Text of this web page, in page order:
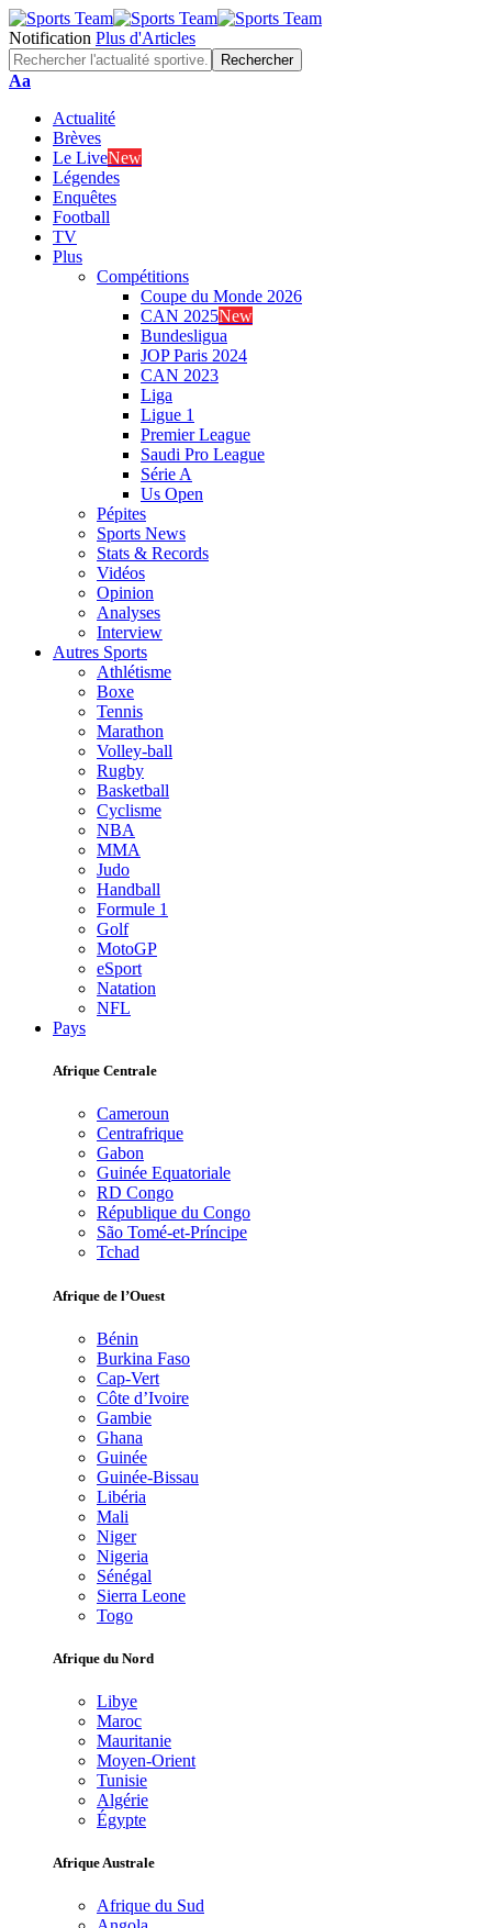
Notification Plus d'Articles
Font
Aa
Actualité
Brèves
Le LiveNew
Légendes
Enquêtes
Football
TV
Plus
Compétitions
Coupe du Monde 2026
CAN 2025New
Bundesligua
JOP Paris 2024
CAN 2023
Liga
Ligue 1
Premier League
Saudi Pro League
Série A
Us Open
Pépites
Sports News
Stats & Records
Vidéos
Opinion
Analyses
Interview
Autres Sports
Athlétisme
Boxe
Tennis
Marathon
Volley-ball
Rugby
Basketball
Cyclisme
NBA
MMA
Judo
Handball
Formule 1
Golf
MotoGP
eSport
Natation
NFL
Pays
Afrique Centrale
Cameroun
Centrafrique
Gabon
Guinée Equatoriale
RD Congo
République du Congo
São Tomé-et-Príncipe
Tchad
Afrique de l’Ouest
Bénin
Burkina Faso
Cap-Vert
Côte d’Ivoire
Gambie
Ghana
Guinée
Guinée-Bissau
Libéria
Mali
Niger
Nigeria
Sénégal
Sierra Leone
Togo
Afrique du Nord
Libye
Maroc
Mauritanie
Moyen-Orient
Tunisie
Algérie
Égypte
Afrique Australe
Afrique du Sud